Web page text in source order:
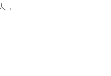
，